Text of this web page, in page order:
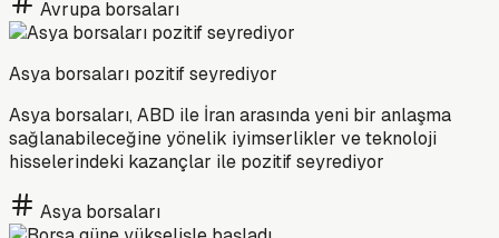
Avrupa borsaları
Asya borsaları pozitif seyrediyor
Asya borsaları, ABD ile İran arasında yeni bir anlaşma
sağlanabileceğine yönelik iyimserlikler ve teknoloji
hisselerindeki kazançlar ile pozitif seyrediyor
Asya borsaları